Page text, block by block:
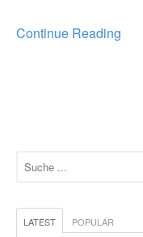
Continue Reading
LATEST POPULAR